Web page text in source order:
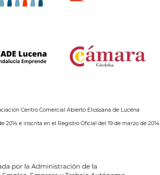
Centro Comercial Abierto Eliossana de Lucena
2014 e inscrita en el Registro Oficial del 19 de marzo de 2014